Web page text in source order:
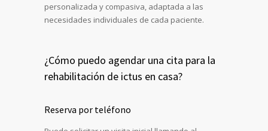
personalizada y compasiva, adaptada a las
necesidades individuales de cada paciente.
¿Cómo puedo agendar una cita para la
rehabilitación de ictus en casa?
Reserva por teléfono